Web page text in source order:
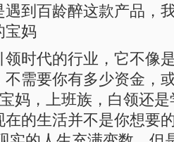
到百龄醉这款产品，
宝妈
代的行业，它不像
需要你有多少资金，
妈，上班族，白领还
的生活并不是你想要